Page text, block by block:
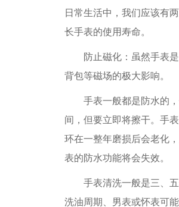
日常生活中，我们应该有
长手表的使用寿命。
防止磁化：虽然手表是
背包等磁场的极大影响。
手表一般都是防水的，
间，但要立即将擦干。手
环在一整年磨损后会老化
表的防水功能将会失效。
手表清洗一般是三、五
洗油周期、男表或怀表可